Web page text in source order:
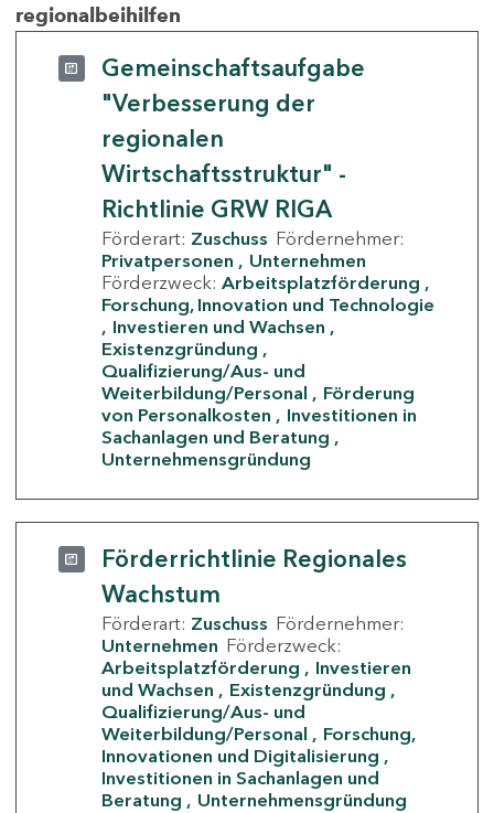
regionalbeihilfen
Gemeinschaftsaufgabe
"Verbesserung der
regionalen
Wirtschaftsstruktur" -
Richtlinie GRW RIGA
Förderart: Zuschuss Fördernehmer:
Privatpersonen
Unternehmen
Förderzweck: Arbeitsplatzförderung
Forschung, Innovation und Technologie
Investieren und Wachsen
Existenzgründung
Qualifizierung/Aus- und
Weiterbildung/Personal
Förderung
von Personalkosten
Investitionen in
Sachanlagen und Beratung
Unternehmensgründung
Förderrichtlinie Regionales
Wachstum
Förderart: Zuschuss Fördernehmer:
Unternehmen Förderzweck:
Arbeitsplatzförderung
Investieren
und Wachsen
Existenzgründung
Qualifizierung/Aus- und
Weiterbildung/Personal
Forschung,
Innovationen und Digitalisierung
Investitionen in Sachanlagen und
Beratung
Unternehmensgründung